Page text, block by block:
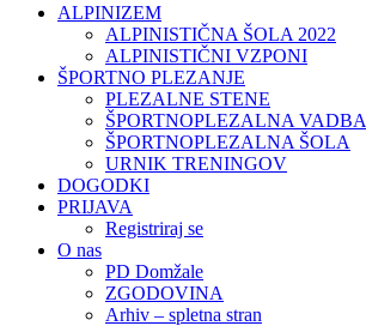
ALPINIZEM
ALPINISTIČNA ŠOLA 2022
ALPINISTIČNI VZPONI
ŠPORTNO PLEZANJE
PLEZALNE STENE
ŠPORTNOPLEZALNA VADBA
ŠPORTNOPLEZALNA ŠOLA
URNIK TRENINGOV
DOGODKI
PRIJAVA
Registriraj se
O nas
PD Domžale
ZGODOVINA
Arhiv – spletna stran